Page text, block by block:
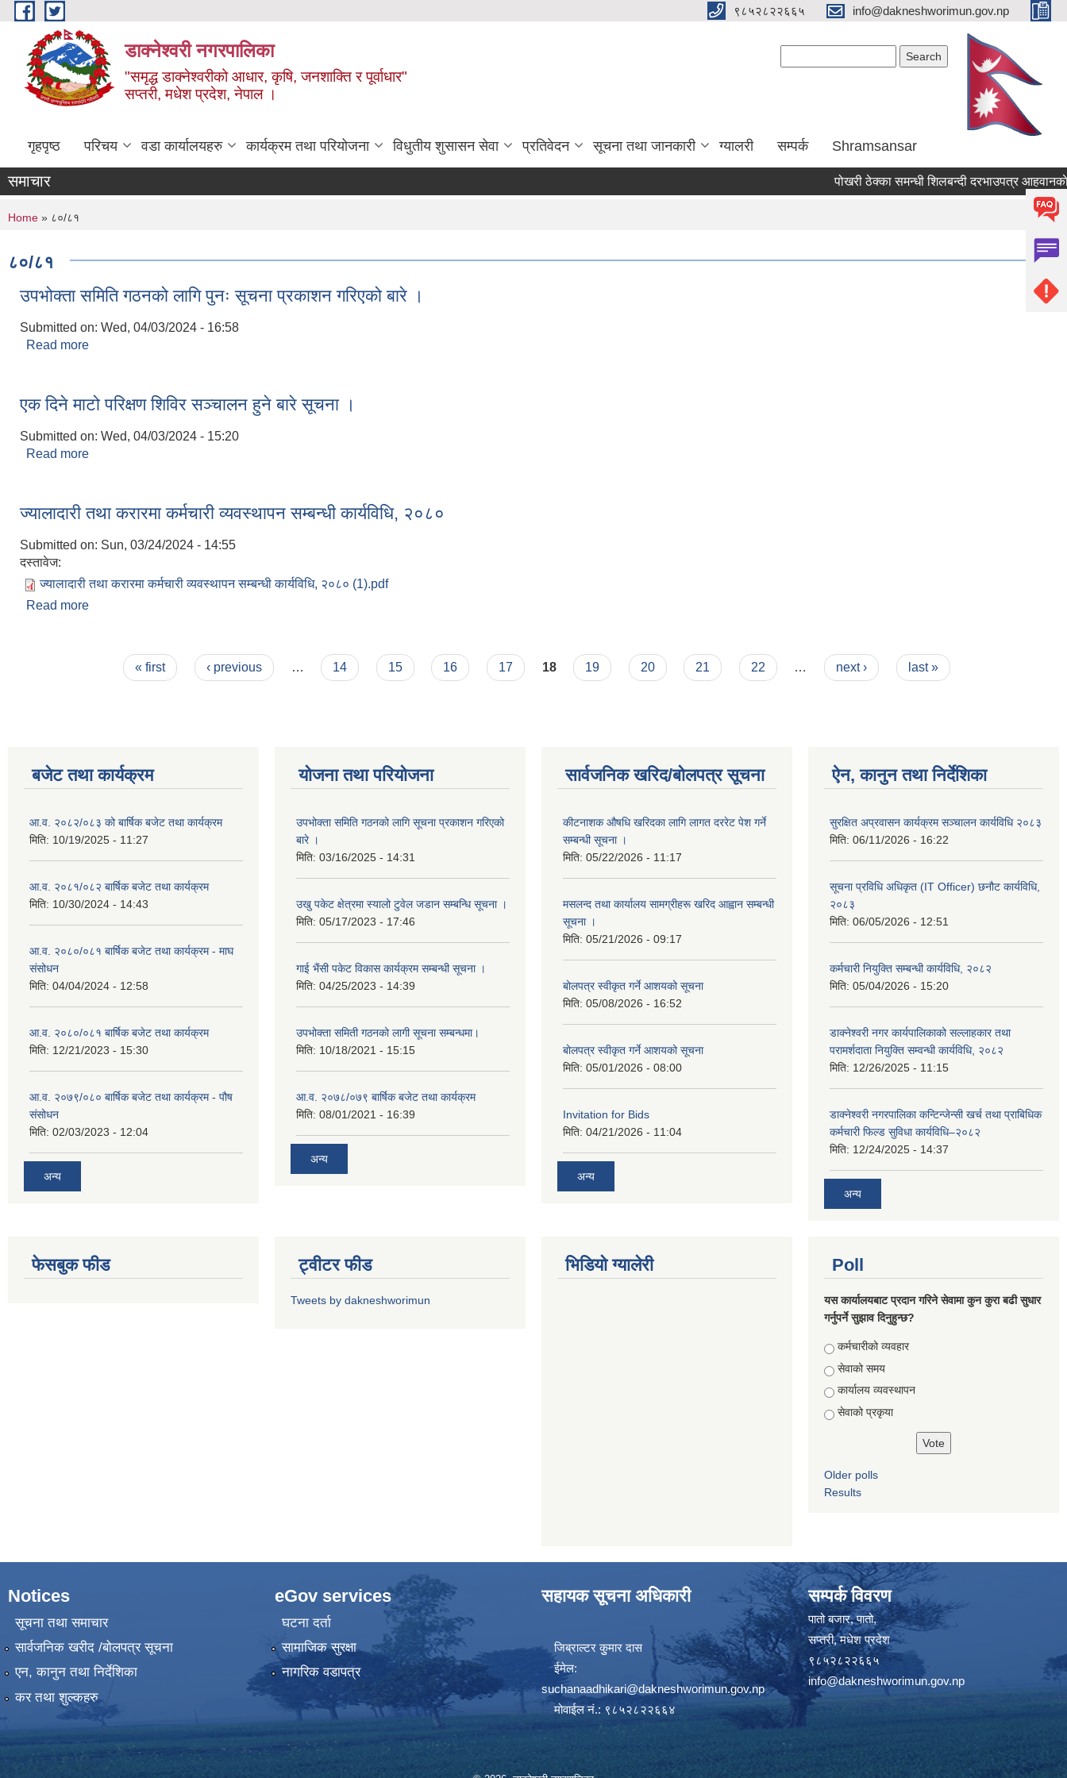
Skip to main content ९८५२८२२६६५ info@dakneshworimun.gov.np
डाक्नेश्वरी नगरपालिका
"समृद्ध डाक्नेश्वरीको आधार, कृषि, जनशाक्ति र पूर्वाधार"
सप्तरी, मधेश प्रदेश, नेपाल ।
गृहपृष्ठ परिचय वडा कार्यालयहरु कार्यक्रम तथा परियोजना विधुतीय शुसासन सेवा प्रतिवेदन सूचना तथा जानकारी ग्यालरी सम्पर्क Shramsansar
समाचार पोखरी ठेक्का समन्धी शिलबन्दी दरभाउपत्र आहवानकाे
You are here
Home » ८०/८१
८०/८१
उपभोक्ता समिति गठनको लागि पुनः सूचना प्रकाशन गरिएको बारे ।
Submitted on: Wed, 04/03/2024 - 16:58
Read more
एक दिने माटो परिक्षण शिविर सञ्चालन हुने बारे सूचना ।
Submitted on: Wed, 04/03/2024 - 15:20
Read more
ज्यालादारी तथा करारमा कर्मचारी व्यवस्थापन सम्बन्धी कार्यविधि, २०८०
Submitted on: Sun, 03/24/2024 - 14:55
दस्तावेज:
ज्यालादारी तथा करारमा कर्मचारी व्यवस्थापन सम्बन्धी कार्यविधि, २०८० (1).pdf
Read more
« first ‹ previous … 14 15 16 17 18 19 20 21 22 … next › last »
बजेट तथा कार्यक्रम
आ.व. २०८२/०८३ को बार्षिक बजेट तथा कार्यक्रम
मिति: 10/19/2025 - 11:27
आ.व. २०८१/०८२ बार्षिक बजेट तथा कार्यक्रम
मिति: 10/30/2024 - 14:43
आ.व. २०८०/०८१ बार्षिक बजेट तथा कार्यक्रम - माघ
संसोधन
मिति: 04/04/2024 - 12:58
आ.व. २०८०/०८१ बार्षिक बजेट तथा कार्यक्रम
मिति: 12/21/2023 - 15:30
आ.व. २०७९/०८० बार्षिक बजेट तथा कार्यक्रम - पौष
संसोधन
मिति: 02/03/2023 - 12:04
अन्य
योजना तथा परियोजना
उपभोक्ता समिति गठनको लागि सूचना प्रकाशन गरिएको
बारे ।
मिति: 03/16/2025 - 14:31
उखु पकेट क्षेत्रमा स्यालो टुवेल जडान सम्बन्धि सूचना ।
मिति: 05/17/2023 - 17:46
गाई भैंसी पकेट विकास कार्यक्रम सम्बन्धी सूचना ।
मिति: 04/25/2023 - 14:39
उपभोक्ता समिती गठनको लागी सूचना सम्बन्धमा।
मिति: 10/18/2021 - 15:15
आ.व. २०७८/०७९ बार्षिक बजेट तथा कार्यक्रम
मिति: 08/01/2021 - 16:39
अन्य
सार्वजनिक खरिद/बोलपत्र सूचना
कीटनाशक औषधि खरिदका लागि लागत दररेट पेश गर्ने
सम्बन्धी सूचना ।
मिति: 05/22/2026 - 11:17
मसलन्द तथा कार्यालय सामग्रीहरू खरिद आह्वान सम्बन्धी
सूचना ।
मिति: 05/21/2026 - 09:17
बोलपत्र स्वीकृत गर्ने आशयको सूचना
मिति: 05/08/2026 - 16:52
बोलपत्र स्वीकृत गर्ने आशयको सूचना
मिति: 05/01/2026 - 08:00
Invitation for Bids
मिति: 04/21/2026 - 11:04
अन्य
ऐन, कानुन तथा निर्देशिका
सुरक्षित अप्रवासन कार्यक्रम सञ्चालन कार्यविधि २०८३
मिति: 06/11/2026 - 16:22
सूचना प्रविधि अधिकृत (IT Officer) छनौट कार्यविधि,
२०८३
मिति: 06/05/2026 - 12:51
कर्मचारी नियुक्ति सम्बन्धी कार्यविधि, २०८२
मिति: 05/04/2026 - 15:20
डाक्नेश्वरी नगर कार्यपालिकाको सल्लाहकार तथा
परामर्शदाता नियुक्ति सम्वन्धी कार्यविधि, २०८२
मिति: 12/26/2025 - 11:15
डाक्नेश्वरी नगरपालिका कन्टिन्जेन्सी खर्च तथा प्राबिधिक
कर्मचारी फिल्ड सुविधा कार्यविधि–२०८२
मिति: 12/24/2025 - 14:37
अन्य
फेसबुक फीड ट्वीटर फीड
Tweets by dakneshworimun
भिडियाे ग्यालेरी Poll
यस कार्यालयबाट प्रदान गरिने सेवामा कुन कुरा बढी सुधार
गर्नुपर्ने सुझाव दिनुहुन्छ?
Choices
कर्मचारीको व्यवहार
सेवाको समय
कार्यालय व्यवस्थापन
सेवाको प्रकृया
Older polls
Results
Notices
सूचना तथा समाचार
सार्वजनिक खरीद /बोलपत्र सूचना
एन, कानुन तथा निर्देशिका
कर तथा शुल्कहरु
eGov services
घटना दर्ता
सामाजिक सुरक्षा
नागरिक वडापत्र
सहायक सूचना अधिकारी
जिब्राल्टर कुुमार दास
ईमेल:
suchanaadhikari@dakneshworimun.gov.np
मोवाईल नं.: ९८५२८२२६६४
सम्पर्क विवरण
पातो बजार, पातो,
सप्तरी, मधेश प्रदेश
९८५२८२२६६५
info@dakneshworimun.gov.np